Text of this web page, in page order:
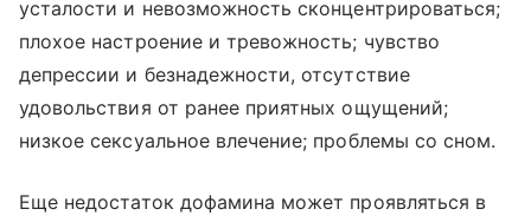
усталости и невозможность сконцентрироваться;
плохое настроение и тревожность; чувство
депрессии и безнадежности, отсутствие
удовольствия от ранее приятных ощущений;
низкое сексуальное влечение; проблемы со сном.
Еще недостаток дофамина может проявляться в